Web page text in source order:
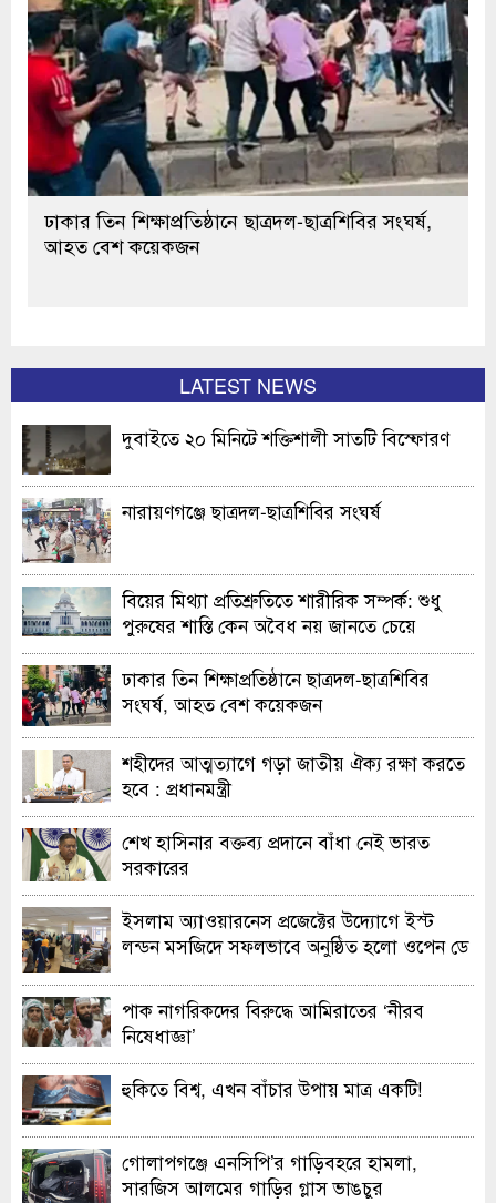
ঢাকার তিন শিক্ষাপ্রতিষ্ঠানে ছাত্রদল-ছাত্রশিবির সংঘর্ষ,
আহত বেশ কয়েকজন
LATEST NEWS
দুবাইতে ২০ মিনিটে শক্তিশালী সাতটি বিস্ফোরণ
নারায়ণগঞ্জে ছাত্রদল-ছাত্রশিবির সংঘর্ষ
বিয়ের মিথ্যা প্রতিশ্রুতিতে শারীরিক সম্পর্ক: শুধু
পুরুষের শাস্তি কেন অবৈধ নয় জানতে চেয়ে
হাইকোর্টের রুল
ঢাকার তিন শিক্ষাপ্রতিষ্ঠানে ছাত্রদল-ছাত্রশিবির
সংঘর্ষ, আহত বেশ কয়েকজন
শহীদের আত্মত্যাগে গড়া জাতীয় ঐক্য রক্ষা করতে
হবে : প্রধানমন্ত্রী
শেখ হাসিনার বক্তব্য প্রদানে বাঁধা নেই ভারত
সরকারের
ইসলাম অ্যাওয়ারনেস প্রজেক্টের উদ্যোগে ইস্ট
লন্ডন মসজিদে সফলভাবে অনুষ্ঠিত হলো ওপেন ডে
পাক নাগরিকদের বিরুদ্ধে আমিরাতের ‘নীরব
নিষেধাজ্ঞা’
হুকিতে বিশ্ব, এখন বাঁচার উপায় মাত্র একটি!
গোলাপগঞ্জে এনসিপি’র গাড়িবহরে হামলা,
সারজিস আলমের গাড়ির গ্লাস ভাঙচুর